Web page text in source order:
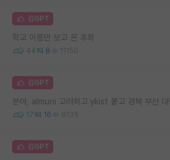
김GPT
학교 이름만 보고 온 후회
44 8 11150
김GPT
분야, almuni 고려하고 ykist 붙고 경북 부산 대
17 16 8135
김GPT